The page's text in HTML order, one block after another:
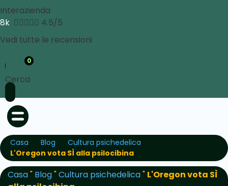
Interazienda
8k  4.5/5
Vedi tutte le recensioni
0
Cerca
Casa Blog
Cultura psichedelica
L'Oregon vota SÌ alla psilocibina
Casa" Blog"Cultura psichedelica" L'Oregon vota SÌ